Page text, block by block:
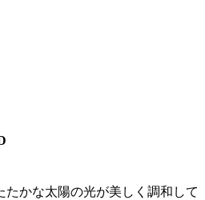
たかな太陽の光が美しく調和して